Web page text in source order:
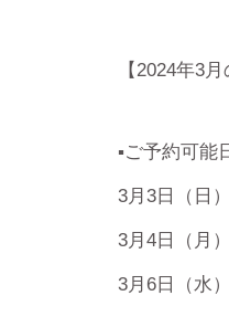
【2024年3
▪️ご予約可能
3月3日（日
3月4日（月
3月6日（水